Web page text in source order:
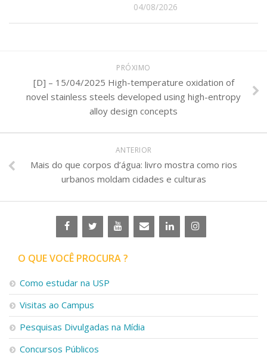
04/08/2026
PRÓXIMO
[D] – 15/04/2025 High-temperature oxidation of
novel stainless steels developed using high-entropy
alloy design concepts
ANTERIOR
Mais do que corpos d’água: livro mostra como rios
urbanos moldam cidades e culturas
O QUE VOCÊ PROCURA ?
Como estudar na USP
Visitas ao Campus
Pesquisas Divulgadas na Mídia
Concursos Públicos